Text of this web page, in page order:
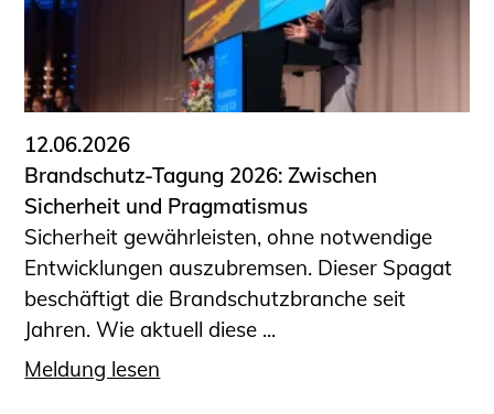
12.06.2026
Brandschutz-Tagung 2026: Zwischen
Sicherheit und Pragmatismus
Sicherheit gewährleisten, ohne notwendige
Entwicklungen auszubremsen. Dieser Spagat
beschäftigt die Brandschutzbranche seit
Jahren. Wie aktuell diese ...
Meldung lesen